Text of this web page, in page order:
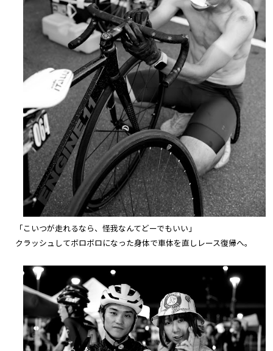
「こいつが走れるなら、怪我なんてどーでもいい」
クラッシュしてボロボロになった身体で車体を直しレース復帰へ。